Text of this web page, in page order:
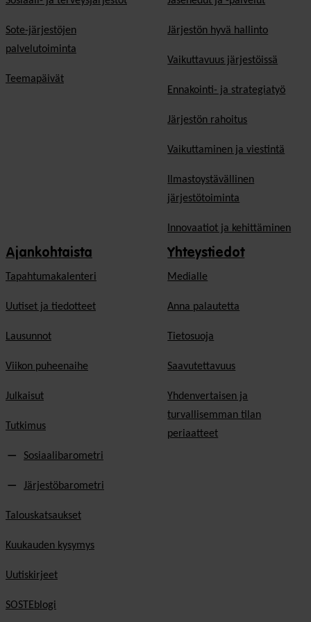
Sote-järjestöjen
palvelutoiminta
Teemapäivät
Järjestön hyvä hallinto
Vaikuttavuus järjestöissä
Ennakointi- ja strategiatyö
Järjestön rahoitus
Vaikuttaminen ja viestintä
Ilmastoystävällinen
järjestötoiminta
Innovaatiot ja kehittäminen
Ajankohtaista
Tapahtumakalenteri
Uutiset ja tiedotteet
Lausunnot
Viikon puheenaihe
Julkaisut
Tutkimus
Sosiaalibarometri
Järjestöbarometri
Talouskatsaukset
Kuukauden kysymys
Uutiskirjeet
SOSTEblogi
Yhteystiedot
Medialle
Anna palautetta
Tietosuoja
Saavutettavuus
Yhdenvertaisen ja
turvallisemman tilan
periaatteet